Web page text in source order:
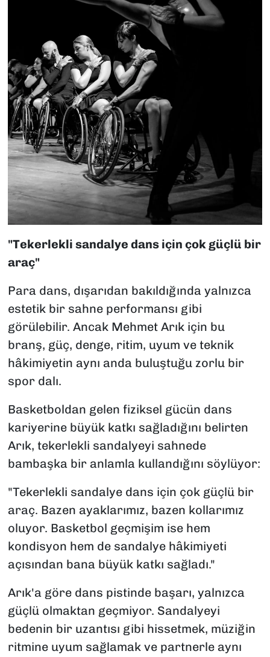
"Tekerlekli sandalye dans için çok güçlü bir
araç"
Para dans, dışarıdan bakıldığında yalnızca
estetik bir sahne performansı gibi
görülebilir. Ancak Mehmet Arık için bu
branş, güç, denge, ritim, uyum ve teknik
hâkimiyetin aynı anda buluştuğu zorlu bir
spor dalı.
Basketboldan gelen fiziksel gücün dans
kariyerine büyük katkı sağladığını belirten
Arık, tekerlekli sandalyeyi sahnede
bambaşka bir anlamla kullandığını söylüyor:
"Tekerlekli sandalye dans için çok güçlü bir
araç. Bazen ayaklarımız, bazen kollarımız
oluyor. Basketbol geçmişim ise hem
kondisyon hem de sandalye hâkimiyeti
açısından bana büyük katkı sağladı."
Arık'a göre dans pistinde başarı, yalnızca
güçlü olmaktan geçmiyor. Sandalyeyi
bedenin bir uzantısı gibi hissetmek, müziğin
ritmine uyum sağlamak ve partnerle aynı